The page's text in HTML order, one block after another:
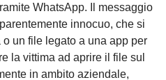
WhatsApp. Il messaggio
innocuo, che si
un file legato a una app per
la vittima ad aprire il file sul
in ambito aziendale,